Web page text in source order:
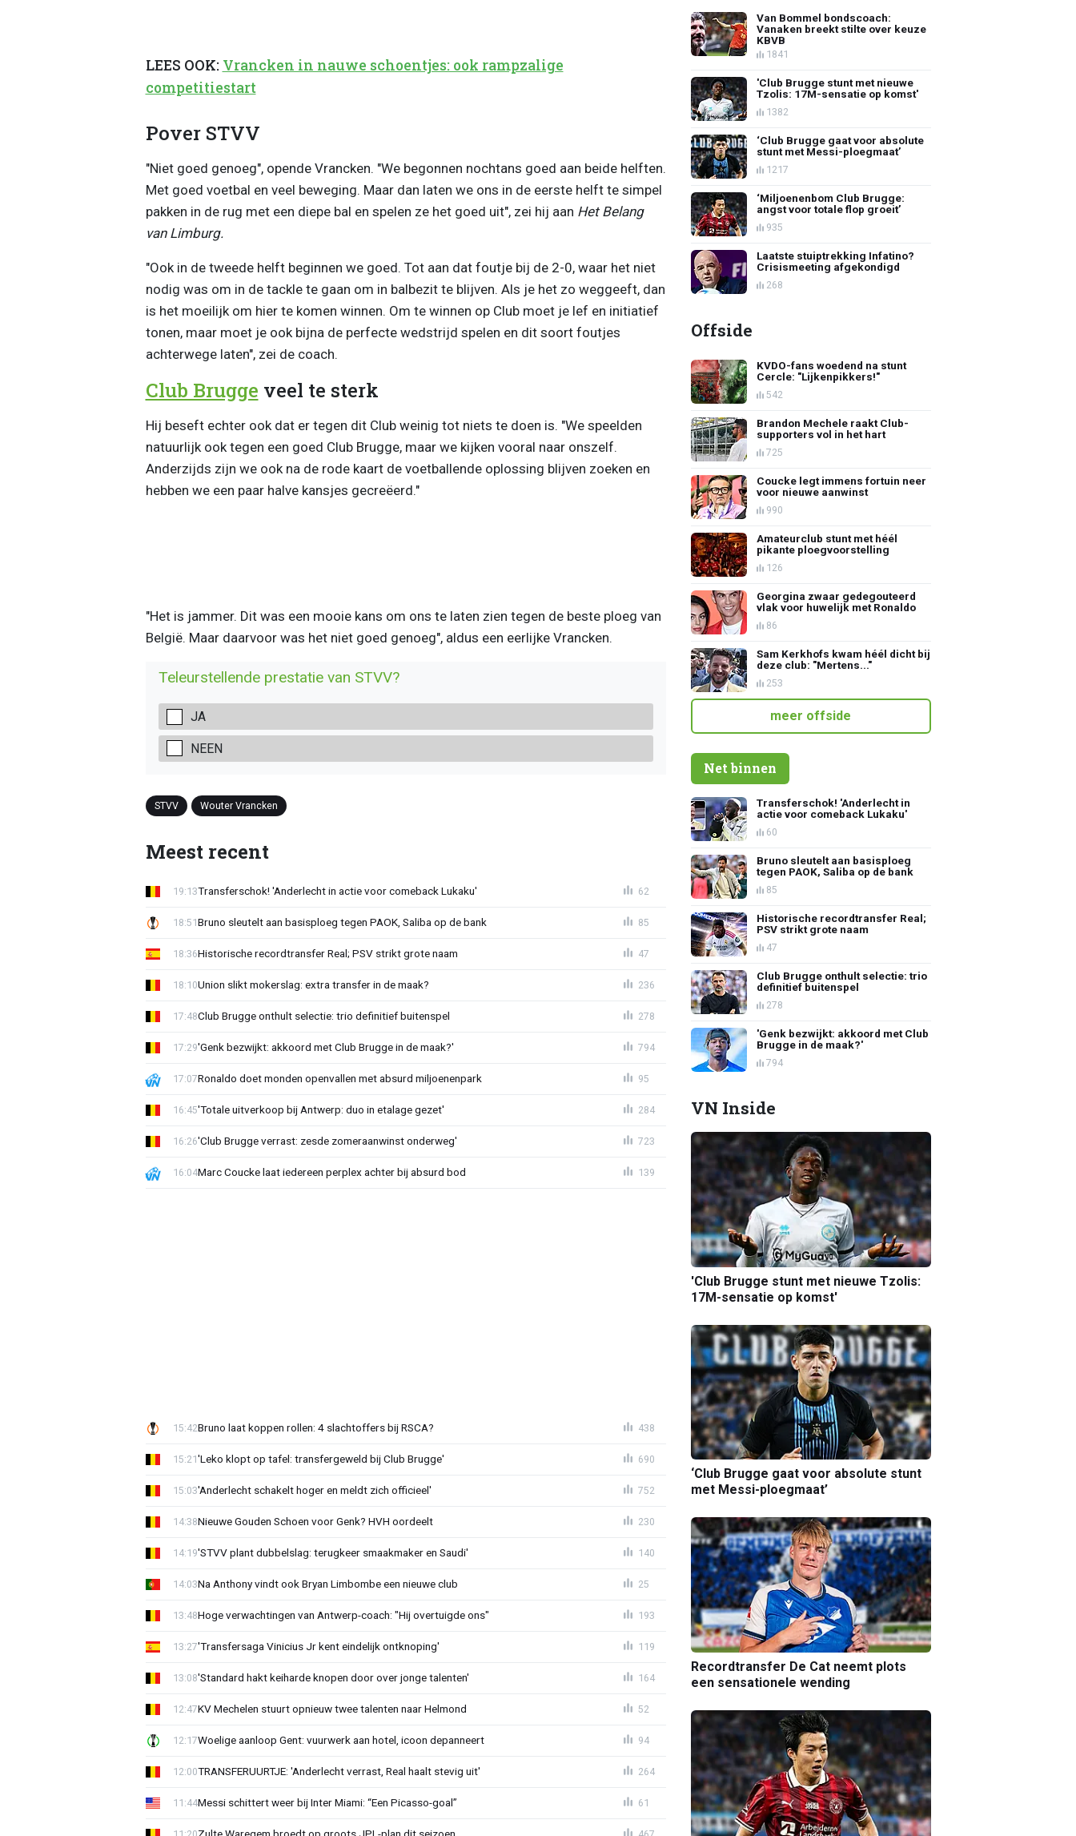
LEES OOK: Vrancken in nauwe schoentjes: ook rampzalige
competitiestart
Pover STVV
"Niet goed genoeg", opende Vrancken. "We begonnen nochtans goed aan beide helften.
Met goed voetbal en veel beweging. Maar dan laten we ons in de eerste helft te simpel
pakken in de rug met een diepe bal en spelen ze het goed uit", zei hij aan Het Belang
van Limburg.
"Ook in de tweede helft beginnen we goed. Tot aan dat foutje bij de 2-0, waar het niet
nodig was om in de tackle te gaan om in balbezit te blijven. Als je het zo weggeeft, dan
is het moeilijk om hier te komen winnen. Om te winnen op Club moet je lef en initiatief
tonen, maar moet je ook bijna de perfecte wedstrijd spelen en dit soort foutjes
achterwege laten", zei de coach.
Club Brugge veel te sterk
Hij beseft echter ook dat er tegen dit Club weinig tot niets te doen is. "We speelden
natuurlijk ook tegen een goed Club Brugge, maar we kijken vooral naar onszelf.
Anderzijds zijn we ook na de rode kaart de voetballende oplossing blijven zoeken en
hebben we een paar halve kansjes gecreëerd."
"Het is jammer. Dit was een mooie kans om ons te laten zien tegen de beste ploeg van
België. Maar daarvoor was het niet goed genoeg", aldus een eerlijke Vrancken.
Teleurstellende prestatie van STVV?
JA
NEEN
STVV Wouter Vrancken
Meest recent
Transferschok! 'Anderlecht in actie voor comeback Lukaku'
19:13 62
Bruno sleutelt aan basisploeg tegen PAOK, Saliba op de bank
18:51 85
Historische recordtransfer Real; PSV strikt grote naam
18:36 47
Union slikt mokerslag: extra transfer in de maak?
18:10 236
Club Brugge onthult selectie: trio definitief buitenspel
17:48 278
'Genk bezwijkt: akkoord met Club Brugge in de maak?'
17:29 794
Ronaldo doet monden openvallen met absurd miljoenenpark
17:07 95
'Totale uitverkoop bij Antwerp: duo in etalage gezet'
16:45 284
'Club Brugge verrast: zesde zomeraanwinst onderweg'
16:26 723
Marc Coucke laat iedereen perplex achter bij absurd bod
16:04 139
Bruno laat koppen rollen: 4 slachtoffers bij RSCA?
15:42 438
'Leko klopt op tafel: transfergeweld bij Club Brugge'
15:21 690
'Anderlecht schakelt hoger en meldt zich officieel'
15:03 752
Nieuwe Gouden Schoen voor Genk? HVH oordeelt
14:38 230
'STVV plant dubbelslag: terugkeer smaakmaker en Saudi'
14:19 140
Na Anthony vindt ook Bryan Limbombe een nieuwe club
14:03 25
Hoge verwachtingen van Antwerp-coach: "Hij overtuigde ons"
13:48 193
'Transfersaga Vinicius Jr kent eindelijk ontknoping'
13:27 119
'Standard hakt keiharde knopen door over jonge talenten'
13:08 164
KV Mechelen stuurt opnieuw twee talenten naar Helmond
12:47 52
Woelige aanloop Gent: vuurwerk aan hotel, icoon depanneert
12:17 94
TRANSFERUURTJE: 'Anderlecht verrast, Real haalt stevig uit'
12:00 264
Messi schittert weer bij Inter Miami: “Een Picasso-goal”
11:44 61
Van Bommel bondscoach:
Vanaken breekt stilte over keuze
KBVB
1841
'Club Brugge stunt met nieuwe
Tzolis: 17M-sensatie op komst'
1382
‘Club Brugge gaat voor absolute
stunt met Messi-ploegmaat’
1217
‘Miljoenenbom Club Brugge:
angst voor totale flop groeit’
935
Laatste stuiptrekking Infatino?
Crisismeeting afgekondigd
268
Offside
KVDO-fans woedend na stunt
Cercle: "Lijkenpikkers!"
542
Brandon Mechele raakt Club-
supporters vol in het hart
725
Coucke legt immens fortuin neer
voor nieuwe aanwinst
990
Amateurclub stunt met héél
pikante ploegvoorstelling
126
Georgina zwaar gedegouteerd
vlak voor huwelijk met Ronaldo
86
Sam Kerkhofs kwam héél dicht bij
deze club: "Mertens..."
253
meer offside
Net binnen
Transferschok! 'Anderlecht in
actie voor comeback Lukaku'
60
Bruno sleutelt aan basisploeg
tegen PAOK, Saliba op de bank
85
Historische recordtransfer Real;
PSV strikt grote naam
47
Club Brugge onthult selectie: trio
definitief buitenspel
278
'Genk bezwijkt: akkoord met Club
Brugge in de maak?'
794
VN Inside
'Club Brugge stunt met nieuwe Tzolis:
17M-sensatie op komst'
‘Club Brugge gaat voor absolute stunt
met Messi-ploegmaat’
Recordtransfer De Cat neemt plots
een sensationele wending